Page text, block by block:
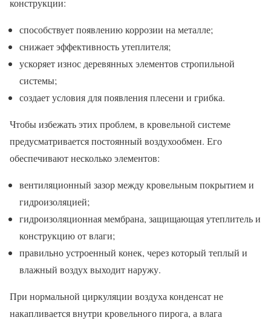
конструкции:
способствует появлению коррозии на металле;
снижает эффективность утеплителя;
ускоряет износ деревянных элементов стропильной
системы;
создает условия для появления плесени и грибка.
Чтобы избежать этих проблем, в кровельной системе
предусматривается постоянный воздухообмен. Его
обеспечивают несколько элементов:
вентиляционный зазор между кровельным покрытием и
гидроизоляцией;
гидроизоляционная мембрана, защищающая утеплитель и
конструкцию от влаги;
правильно устроенный конек, через который теплый и
влажный воздух выходит наружу.
При нормальной циркуляции воздуха конденсат не
накапливается внутри кровельного пирога, а влага